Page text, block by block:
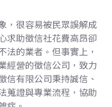
，很容易被民眾誤解成
求助徵信社花費高昂卻
法的業者。但事實上，
經營的徵信公司，致力
信有限公司秉持誠信、
蒐證與專業流程，協助